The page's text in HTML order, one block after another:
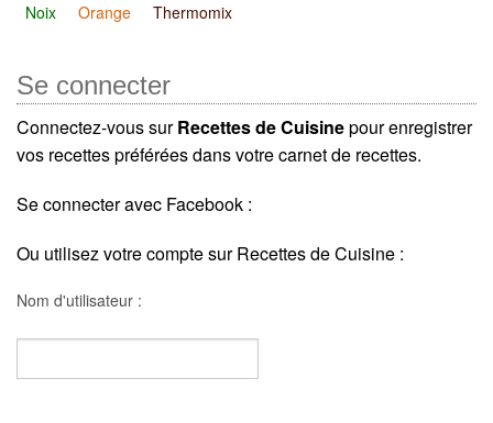
Noix
Orange Thermomix
Se connecter
Connectez-vous surRecettes de Cuisinepour enregistrer
vos recettes préférées dans votre carnet de recettes.
Se connecter avec Facebook :
Ou utilisez votre compte sur Recettes de Cuisine :
Nom d'utilisateur :